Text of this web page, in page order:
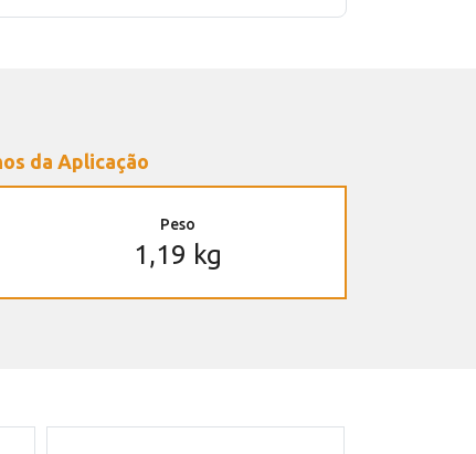
da Aplicação
Peso
1,19 kg